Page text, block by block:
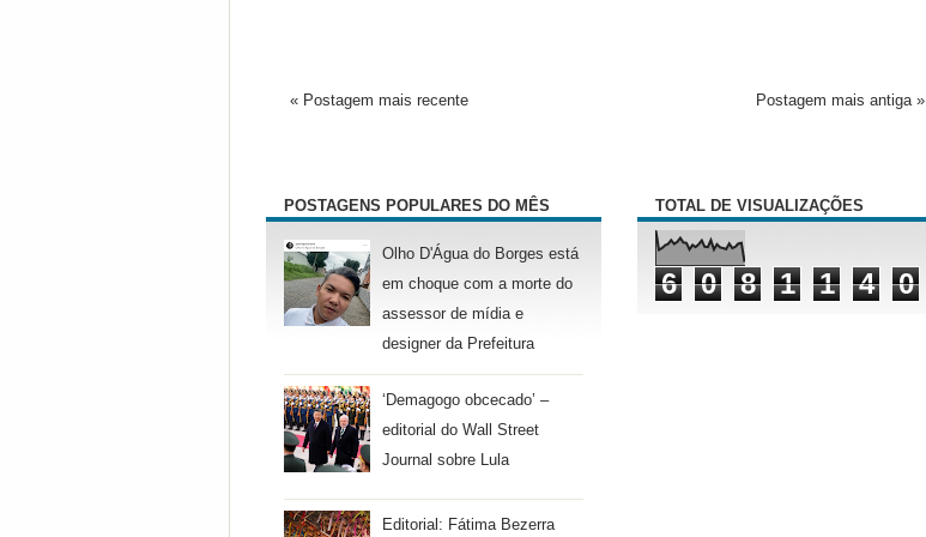
« Postagem mais recente Postagem mais antiga »
POSTAGENS POPULARES DO MÊS
Olho D'Água do Borges está
em choque com a morte do
assessor de mídia e
designer da Prefeitura
‘Demagogo obcecado’ –
editorial do Wall Street
Journal sobre Lula
Editorial: Fátima Bezerra
TOTAL DE VISUALIZAÇÕES
6 0 8 1 1 4 0